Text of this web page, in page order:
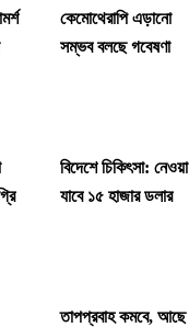
কেমোথেরাপি এড়ানো
সম্ভব বলছে গবেষণা
বিদেশে চিকিৎসা: নেওয়া
যাবে ১৫ হাজার ডলার
তাপপ্রবাহ কমবে, আছে